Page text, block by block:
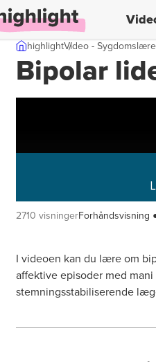
Skip til indhold
highlightVideo - Sygdomslære
Bipolar
2710 visningerForhåndsvisning
I videoen kan du lære om
affektive episoder med
stemningsstabiliserende